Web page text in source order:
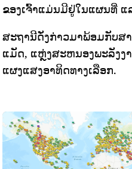
ຂອງເຈົ້າແມ່ນມີຢູ່ໃນແຜນທີ່ ແ
ສະຖານີດັ່ງກ່າວມາພ້ອມກັບສ
ແມັດ, ແຫຼ່ງສະຫນອງພະລັງງ
ແຜງແສງອາທິດທາງເລືອກ.